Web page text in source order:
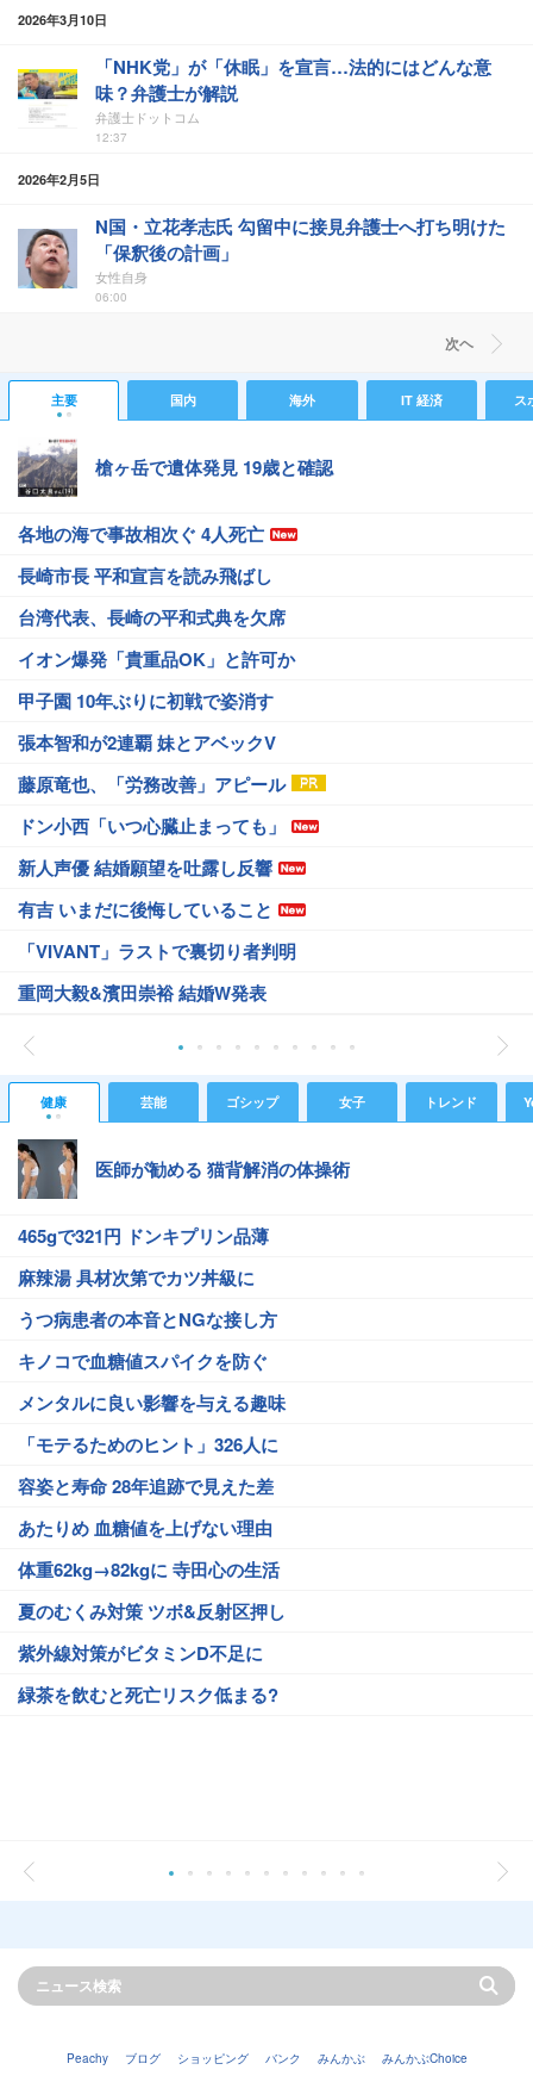
2026年3月10日
「NHK党」が「休眠」を宣言…法的にはどんな意
味？弁護士が解説
弁護士ドットコム
12:37
2026年2月5日
N国・立花孝志氏 勾留中に接見弁護士へ打ち明けた
「保釈後の計画」
女性自身
06:00
次ヘ
主要 国内 海外 IT 経済 ス
槍ヶ岳で遺体発見 19歳と確認
各地の海で事故相次ぐ 4人死亡
長崎市長 平和宣言を読み飛ばし
台湾代表、長崎の平和式典を欠席
イオン爆発「貴重品OK」と許可か
甲子園 10年ぶりに初戦で姿消す
張本智和が2連覇 妹とアベックV
藤原竜也、「労務改善」アピール
ドン小西「いつ心臓止まっても」
新人声優 結婚願望を吐露し反響
有吉 いまだに後悔していること
「VIVANT」ラストで裏切り者判明
重岡大毅&濱田崇裕 結婚W発表
健康 芸能 ゴシップ 女子 トレンド
医師が勧める 猫背解消の体操術
465gで321円 ドンキプリン品薄
麻辣湯 具材次第でカツ丼級に
うつ病患者の本音とNGな接し方
キノコで血糖値スパイクを防ぐ
メンタルに良い影響を与える趣味
「モテるためのヒント」326人に
容姿と寿命 28年追跡で見えた差
あたりめ 血糖値を上げない理由
体重62kg→82kgに 寺田心の生活
夏のむくみ対策 ツボ&反射区押し
紫外線対策がビタミンD不足に
緑茶を飲むと死亡リスク低まる?
Peachy ブログ ショッピング バンク みんかぶ みんかぶChoice